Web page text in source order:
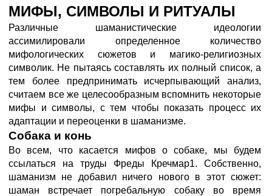
МИФЫ, СИМВОЛЫ И РИТУАЛЫ
Различные шаманистические идеологии
ассимилировали определенное количество
мифологических сюжетов и магико-религиозных
символик. Не пытаясь составлять их полный список, а
тем более предпринимать исчерпывающий анализ,
считаем все же целесообразным вспомнить некоторые
мифы и символы, с тем чтобы показать процесс их
адаптации и переоценки в шаманизме.
Собака и конь
Во всем, что касается мифов о собаке, мы будем
ссылаться на труды Фреды Кречмар1. Собственно,
шаманизм не добавил ничего нового в этот сюжет:
шаман встречает погребальную собаку во время